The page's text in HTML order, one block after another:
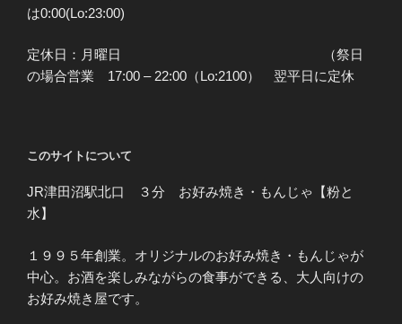
は0:00(Lo:23:00)
定休日：月曜日 （祭日
の場合営業 17:00 – 22:00（Lo:2100） 翌平日に定休
このサイトについて
JR津田沼駅北口 ３分 お好み焼き・もんじゃ【粉と
水】
１９９５年創業。オリジナルのお好み焼き・もんじゃが
中心。お酒を楽しみながらの食事ができる、大人向けの
お好み焼き屋です。